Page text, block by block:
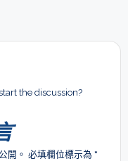
the discussion?
開。 必填欄位標示為 *